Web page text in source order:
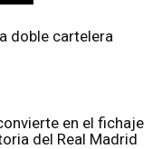
doble cartelera
en el fichaje
del Real Madrid